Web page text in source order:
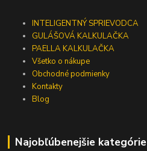
INTELIGENTNÝ SPRIEVODCA
GULÁŠOVÁ KALKULAČKA
PAELLA KALKULAČKA
Všetko o nákupe
Obchodné podmienky
Kontakty
Blog
Najobľúbenejšie kategórie